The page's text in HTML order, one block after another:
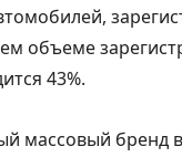
объеме
43%.
массовый бренд